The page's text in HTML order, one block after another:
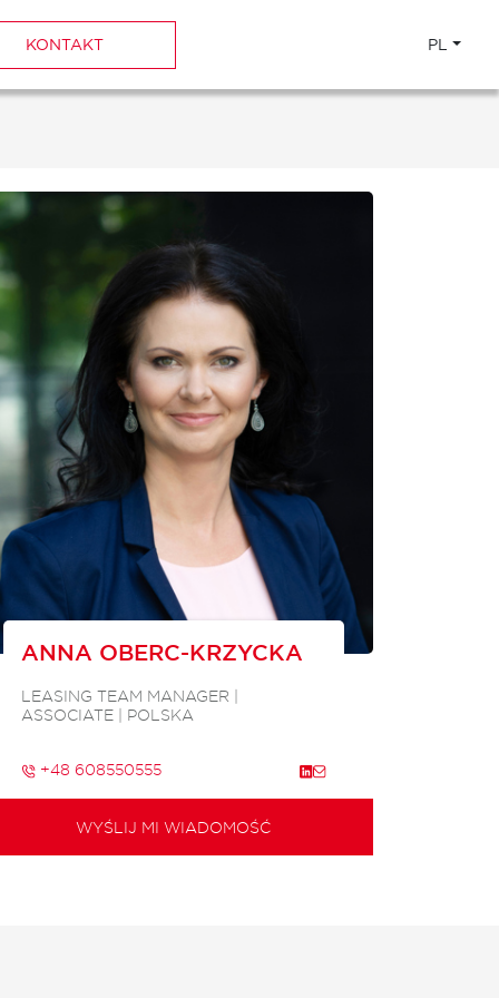
KONTAKT PL
ANNA OBERC-KRZYCKA
LEASING TEAM MANAGER |
ASSOCIATE | POLSKA
+48 608550555
WYŚLIJ MI WIADOMOŚĆ